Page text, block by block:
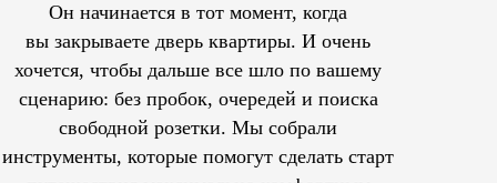
Он начинается в тот момент, когда
вы закрываете дверь квартиры. И очень
хочется, чтобы дальше все шло по вашему
сценарию: без пробок, очередей и поиска
свободной розетки. Мы собрали
инструменты, которые помогут сделать старт